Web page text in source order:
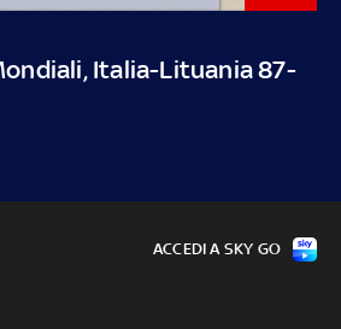
Italia-Lituania 87-
ACCEDI A SKY GO